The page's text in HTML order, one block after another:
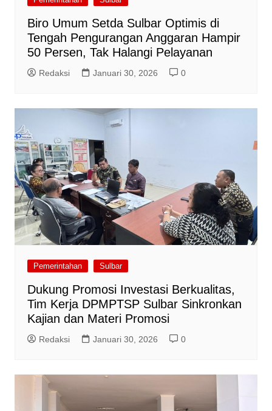
Biro Umum Setda Sulbar Optimis di
Tengah Pengurangan Anggaran Hampir
50 Persen, Tak Halangi Pelayanan
Redaksi Januari 30, 2026 0
Pemerintahan Sulbar
Dukung Promosi Investasi Berkualitas,
Tim Kerja DPMPTSP Sulbar Sinkronkan
Kajian dan Materi Promosi
Redaksi Januari 30, 2026 0